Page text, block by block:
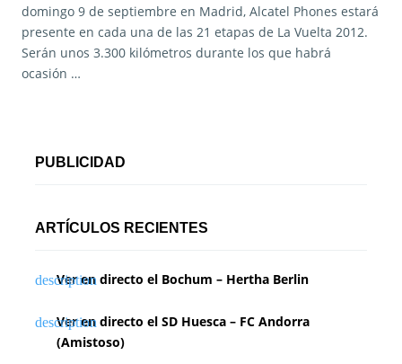
domingo 9 de septiembre en Madrid, Alcatel Phones estará
presente en cada una de las 21 etapas de La Vuelta 2012.
Serán unos 3.300 kilómetros durante los que habrá
ocasión …
PUBLICIDAD
ARTÍCULOS RECIENTES
Ver en directo el Bochum – Hertha Berlin
Ver en directo el SD Huesca – FC Andorra
(Amistoso)